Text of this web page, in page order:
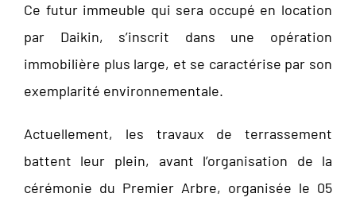
Ce futur immeuble qui sera occupé en location
par Daikin, s’inscrit dans une opération
immobilière plus large, et se caractérise par son
exemplarité environnementale.
Actuellement, les travaux de terrassement
battent leur plein, avant l’organisation de la
cérémonie du Premier Arbre, organisée le 05